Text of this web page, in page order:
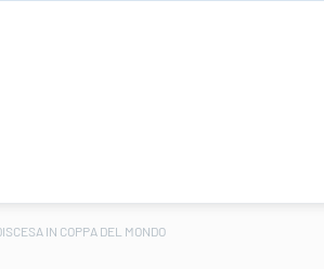
IN COPPA DEL MONDO